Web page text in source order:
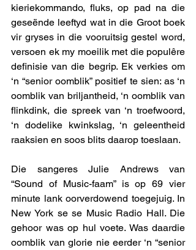
kieriekommando, fluks, op pad na die
geseënde leeftyd wat in die Groot boek
vir gryses in die vooruitsig gestel word,
versoen ek my moeilik met die populêre
definisie van die begrip. Ek verkies om
‘n “senior oomblik” positief te sien: as ‘n
oomblik van briljantheid, ‘n oomblik van
flinkdink, die spreek van ‘n troefwoord,
‘n dodelike kwinkslag, ‘n geleentheid
raaksien en soos blits daarop toeslaan.
Die sangeres Julie Andrews van
“Sound of Music-faam” is op 69 vier
minute lank oorverdowend toegejuig. In
New York se se Music Radio Hall. Die
gehoor was op hul voete. Was daardie
oomblik van glorie nie eerder ‘n “senior